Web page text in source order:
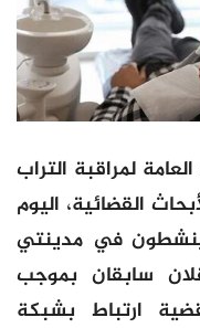
لمراقبة التراب
القضائية، اليوم
7 أشخاص، ينشطون في مدينتي
سابقان بموجب
ارتباط بشبكة